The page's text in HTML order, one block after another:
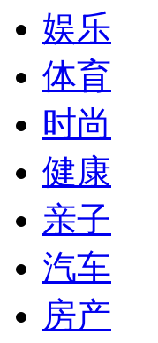
娱乐
体育
时尚
健康
亲子
汽车
房产